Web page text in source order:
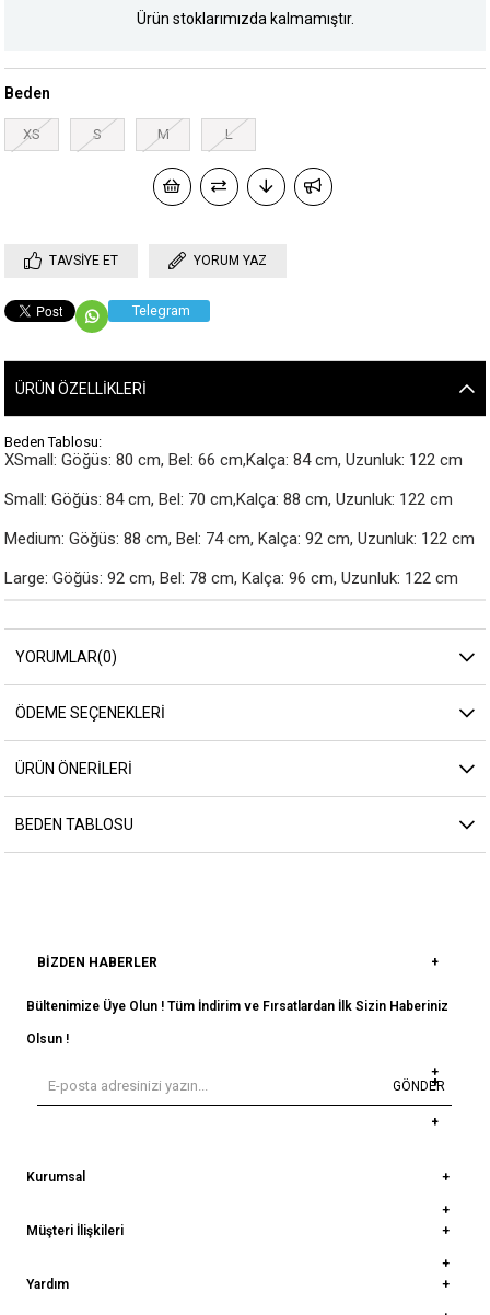
Ürün stoklarımızda kalmamıştır.
Beden
XS S M L
TAVSIYE ET YORUM YAZ
Telegram
ÜRÜN ÖZELLIKLERI
Beden Tablosu:
XSmall: Göğüs: 80 cm, Bel: 66 cm,Kalça: 84 cm, Uzunluk: 122 cm
Small: Göğüs: 84 cm, Bel: 70 cm,Kalça: 88 cm, Uzunluk: 122 cm
Medium: Göğüs: 88 cm, Bel: 74 cm, Kalça: 92 cm, Uzunluk: 122 cm
Large: Göğüs: 92 cm, Bel: 78 cm, Kalça: 96 cm, Uzunluk: 122 cm
YORUMLAR(0)
ÖDEME SEÇENEKLERI
ÜRÜN ÖNERILERI
BEDEN TABLOSU
BIZDEN HABERLER
Bültenimize Üye Olun ! Tüm İndirim ve Fırsatlardan İlk Sizin Haberiniz
Olsun !
GÖNDER
Kurumsal
Müşteri İlişkileri
Yardım